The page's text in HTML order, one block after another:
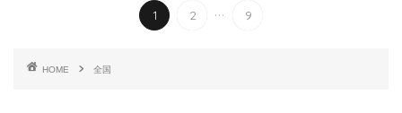
1 2 ... 9
HOME 全国